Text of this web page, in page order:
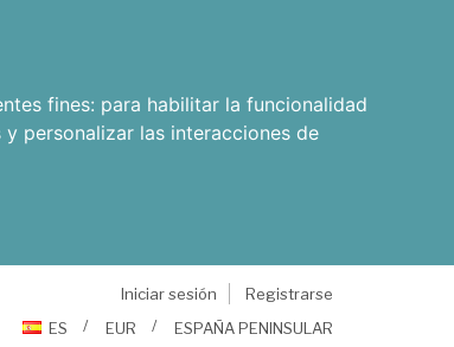
fines: para habilitar la funcionalidad
personalizar las interacciones de
Iniciar sesión
Registrarse
ES
EUR ESPAÑA PENINSULAR